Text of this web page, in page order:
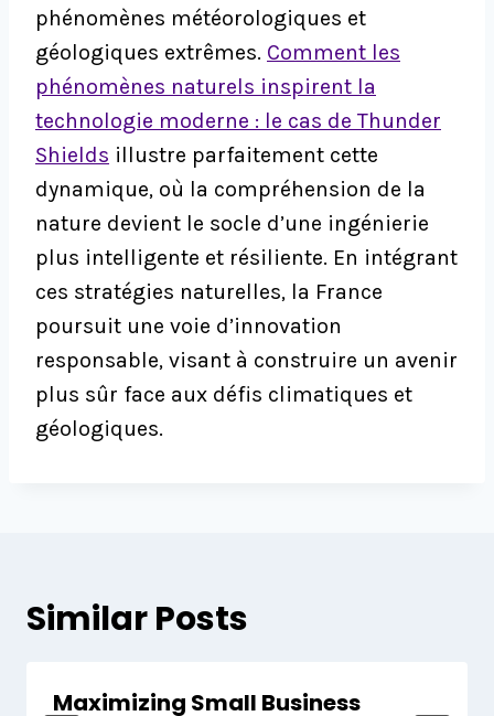
phénomènes météorologiques et
géologiques extrêmes. Comment les
phénomènes naturels inspirent la
technologie moderne : le cas de Thunder
Shields illustre parfaitement cette
dynamique, où la compréhension de la
nature devient le socle d’une ingénierie
plus intelligente et résiliente. En intégrant
ces stratégies naturelles, la France
poursuit une voie d’innovation
responsable, visant à construire un avenir
plus sûr face aux défis climatiques et
géologiques.
Similar Posts
Maximizing Small Business